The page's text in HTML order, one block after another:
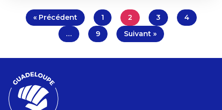
« Précédent 1 2 3
4
…
9 Suivant »